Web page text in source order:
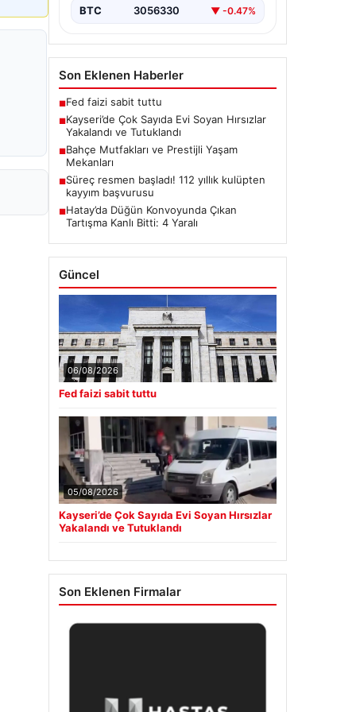
BTC 3056330 ▼ -0.47%
Son Eklenen Haberler
■Fed faizi sabit tuttu
■Kayseri’de Çok Sayıda Evi Soyan Hırsızlar
Yakalandı ve Tutuklandı
■Bahçe Mutfakları ve Prestijli Yaşam
Mekanları
■Süreç resmen başladı! 112 yıllık kulüpten
kayyım başvurusu
■Hatay’da Düğün Konvoyunda Çıkan
Tartışma Kanlı Bitti: 4 Yaralı
Güncel
06/08/2026
Fed faizi sabit tuttu
05/08/2026
Kayseri’de Çok Sayıda Evi Soyan Hırsızlar
Yakalandı ve Tutuklandı
Son Eklenen Firmalar